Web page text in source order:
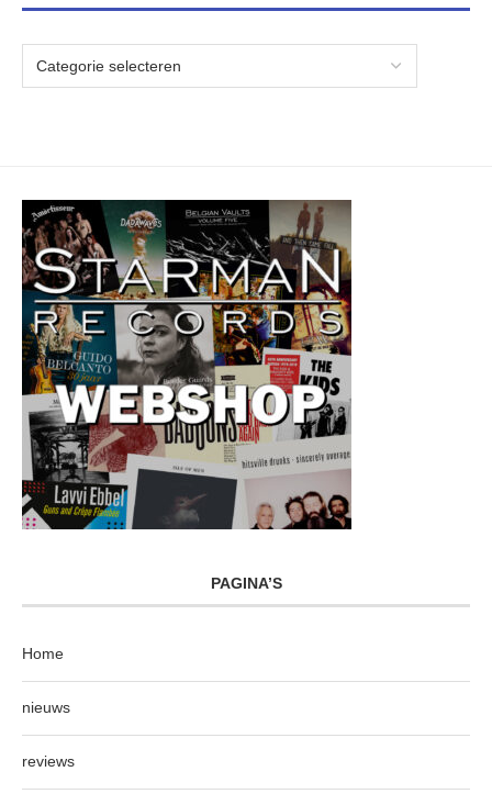
PAGINA’S
Home
nieuws
reviews